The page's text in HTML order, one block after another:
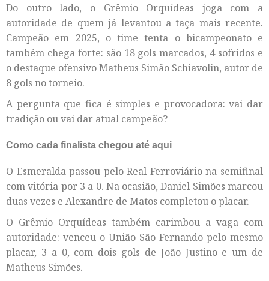
Do outro lado, o Grêmio Orquídeas joga com a
autoridade de quem já levantou a taça mais recente.
Campeão em 2025, o time tenta o bicampeonato e
também chega forte: são 18 gols marcados, 4 sofridos e
o destaque ofensivo Matheus Simão Schiavolin, autor de
8 gols no torneio.
A pergunta que fica é simples e provocadora: vai dar
tradição ou vai dar atual campeão?
Como cada finalista chegou até aqui
O Esmeralda passou pelo Real Ferroviário na semifinal
com vitória por 3 a 0. Na ocasião, Daniel Simões marcou
duas vezes e Alexandre de Matos completou o placar.
O Grêmio Orquídeas também carimbou a vaga com
autoridade: venceu o União São Fernando pelo mesmo
placar, 3 a 0, com dois gols de João Justino e um de
Matheus Simões.